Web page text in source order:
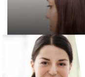
आईवीएफ ट्रीटमेंट
इसे पढ़िए